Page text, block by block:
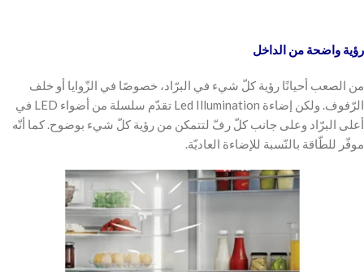
رؤية واضحة من الداخل
من الصعب أحيانًا رؤية كلّ شيء في البرّاد، خصوصًا في الزّوايا أو خلف
الرّفوف. ولكن إضاءة Led Illumination تقدّم سلسلة من أضواء LED في
أعلى البرّاد وعلى جانب كلّ رفّ لتتمكن من رؤية كلّ شيء بوضوح. كما أنّه
موفّر للطّاقة بالنّسبة للإضاءة العاديّة.